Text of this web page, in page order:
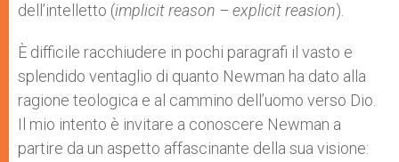
dell’intelletto (implicit reason – explicit reasion).
È difficile racchiudere in pochi paragrafi il vasto e
splendido ventaglio di quanto Newman ha dato alla
ragione teologica e al cammino dell’uomo verso Dio.
Il mio intento è invitare a conoscere Newman a
partire da un aspetto affascinante della sua visione: